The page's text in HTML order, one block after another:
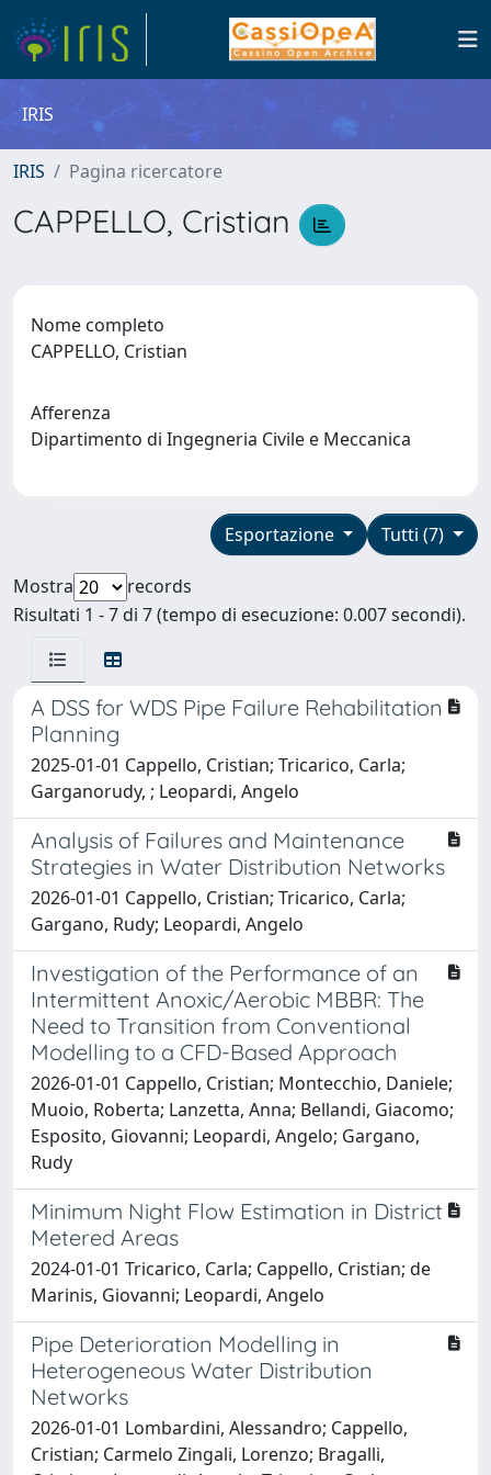
IRIS
IRIS Pagina ricercatore
CAPPELLO, Cristian
Nome completo
CAPPELLO, Cristian
Afferenza
Dipartimento di Ingegneria Civile e Meccanica
Tutti (7)
Esportazione
Mostra
records
Risultati 1 - 7 di 7 (tempo di esecuzione: 0.007 secondi).
A DSS for WDS Pipe Failure Rehabilitation
Planning
2025-01-01 Cappello, Cristian; Tricarico, Carla;
Garganorudy, ; Leopardi, Angelo
Analysis of Failures and Maintenance
Strategies in Water Distribution Networks
2026-01-01 Cappello, Cristian; Tricarico, Carla;
Gargano, Rudy; Leopardi, Angelo
Investigation of the Performance of an
Intermittent Anoxic/Aerobic MBBR: The
Need to Transition from Conventional
Modelling to a CFD-Based Approach
2026-01-01 Cappello, Cristian; Montecchio, Daniele;
Muoio, Roberta; Lanzetta, Anna; Bellandi, Giacomo;
Esposito, Giovanni; Leopardi, Angelo; Gargano,
Rudy
Minimum Night Flow Estimation in District
Metered Areas
2024-01-01 Tricarico, Carla; Cappello, Cristian; de
Marinis, Giovanni; Leopardi, Angelo
Pipe Deterioration Modelling in
Heterogeneous Water Distribution
Networks
2026-01-01 Lombardini, Alessandro; Cappello,
Cristian; Carmelo Zingali, Lorenzo; Bragalli,